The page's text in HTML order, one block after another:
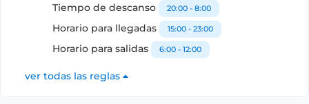
Tiempo de descanso 20:00 - 8:00
Horario para llegadas 15:00 - 23:00
Horario para salidas 6:00 - 12:00
ver todas las reglas